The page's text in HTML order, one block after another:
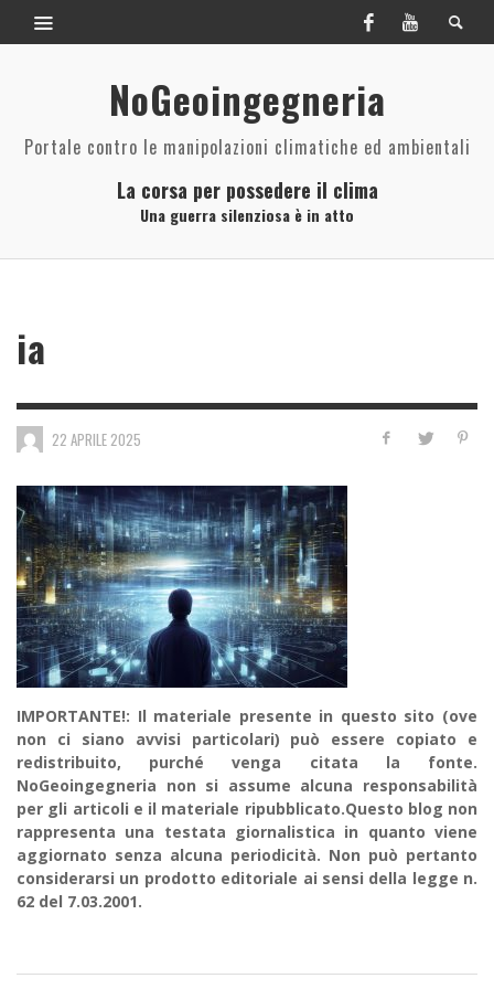
NoGeoingegneria
Portale contro le manipolazioni climatiche ed ambientali
La corsa per possedere il clima
Una guerra silenziosa è in atto
ia
22 APRILE 2025
IMPORTANTE!: Il materiale presente in questo sito (ove
non ci siano avvisi particolari) può essere copiato e
redistribuito, purché venga citata la fonte.
NoGeoingegneria non si assume alcuna responsabilità
per gli articoli e il materiale ripubblicato.Questo blog non
rappresenta una testata giornalistica in quanto viene
aggiornato senza alcuna periodicità. Non può pertanto
considerarsi un prodotto editoriale ai sensi della legge n.
62 del 7.03.2001.